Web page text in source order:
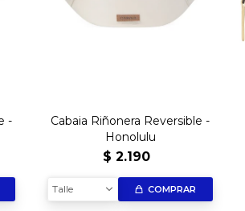
-
Cabaia Riñonera Reversible -
Honolulu
$ 2.190
Talle COMPRAR